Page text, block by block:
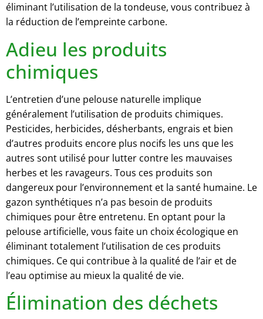
éliminant l’utilisation de la tondeuse, vous contribuez à
la réduction de l’empreinte carbone.
Adieu les produits
chimiques
L’entretien d’une pelouse naturelle implique
généralement l’utilisation de produits chimiques.
Pesticides, herbicides, désherbants, engrais et bien
d’autres produits encore plus nocifs les uns que les
autres sont utilisé pour lutter contre les mauvaises
herbes et les ravageurs. Tous ces produits son
dangereux pour l’environnement et la santé humaine. Le
gazon synthétiques n’a pas besoin de produits
chimiques pour être entretenu. En optant pour la
pelouse artificielle, vous faite un choix écologique en
éliminant totalement l’utilisation de ces produits
chimiques. Ce qui contribue à la qualité de l’air et de
l’eau optimise au mieux la qualité de vie.
Élimination des déchets